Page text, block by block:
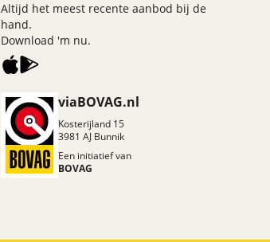
viaBOVAG.nl
Kosterijland 15
3981 AJ Bunnik
Een initiatief van
BOVAG
Altijd het meest recente aanbod bij de
hand.
Download 'm nu.